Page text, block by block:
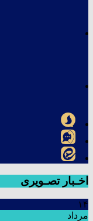
اخـبار تصـویری
۱۴
مرداد